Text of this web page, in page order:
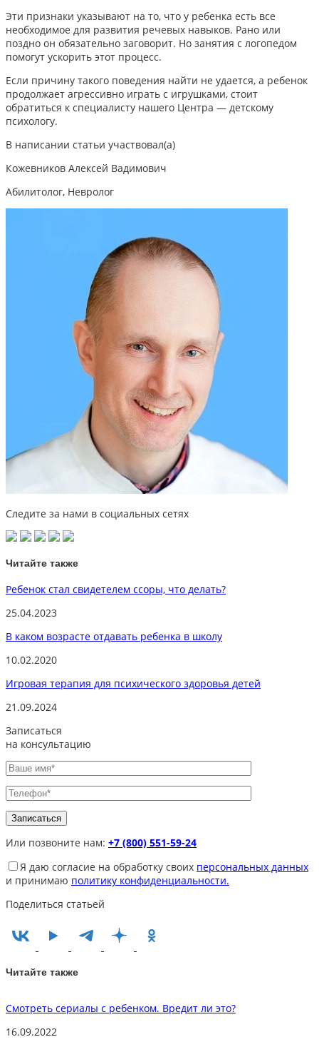
Эти признаки указывают на то, что у ребенка есть все
необходимое для развития речевых навыков. Рано или
поздно он обязательно заговорит. Но занятия с логопедом
помогут ускорить этот процесс.
Если причину такого поведения найти не удается, а ребенок
продолжает агрессивно играть с игрушками, стоит
обратиться к специалисту нашего Центра — детскому
психологу.
В написании статьи участвовал(а)
Кожевников Алексей Вадимович
Абилитолог, Невролог
Следите за нами в социальных сетях
Читайте также
Ребенок стал свидетелем ссоры, что делать?
25.04.2023
В каком возрасте отдавать ребенка в школу
10.02.2020
Игровая терапия для психического здоровья детей
21.09.2024
Записаться
на консультацию
Или позвоните нам: +7 (800) 551-59-24
Я даю согласие на обработку своих персональных данных
и принимаю политику конфиденциальности.
Поделиться статьей
Читайте также
Смотреть сериалы с ребенком. Вредит ли это?
16.09.2022